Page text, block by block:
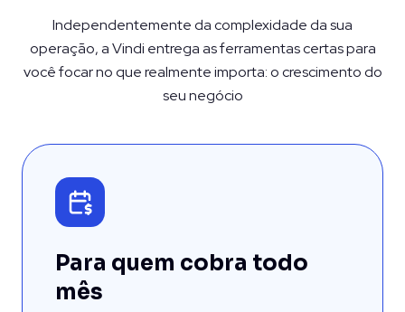
Independentemente da complexidade da sua
operação, a Vindi entrega as ferramentas certas para
você focar no que realmente importa: o crescimento do
seu negócio
Para quem cobra todo
mês